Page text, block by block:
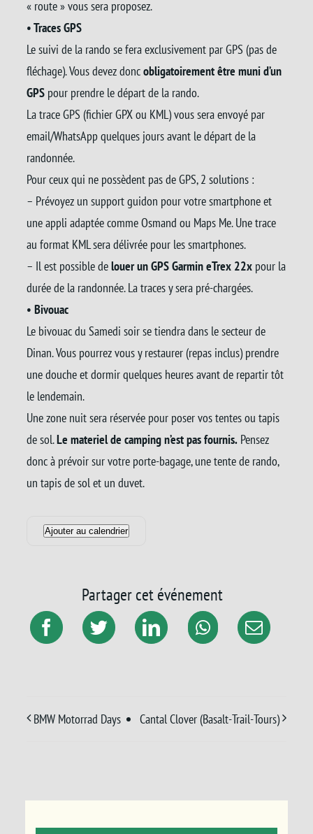
« route » vous sera proposez.
• Traces GPS
Le suivi de la rando se fera exclusivement par GPS (pas de
fléchage). Vous devez doncobligatoirement être muni d’un
GPS pour prendre le départ de la rando.
La trace GPS (fichier GPX ou KML) vous sera envoyé par
email/WhatsApp quelques jours avant le départ de la
randonnée.
Pour ceux qui ne possèdent pas de GPS, 2 solutions :
– Prévoyez un support guidon pour votre smartphone et
une appli adaptée comme Osmand ou Maps Me. Une trace
au format KML sera délivrée pour les smartphones.
– Il est possible delouer un GPS Garmin eTrex 22xpour la
durée de la randonnée. La traces y sera pré-chargées.
• Bivouac
Le bivouac du Samedi soir se tiendra dans le secteur de
Dinan. Vous pourrez vous y restaurer (repas inclus) prendre
une douche et dormir quelques heures avant de repartir tôt
le lendemain.
Une zone nuit sera réservée pour poser vos tentes ou tapis
de sol.Le materiel de camping n’est pas fournis.Pensez
donc à prévoir sur votre porte-bagage, une tente de rando,
un tapis de sol et un duvet.
Ajouter au calendrier
Partager cet événement
BMW Motorrad Days Cantal Clover (Basalt-Trail-Tours)